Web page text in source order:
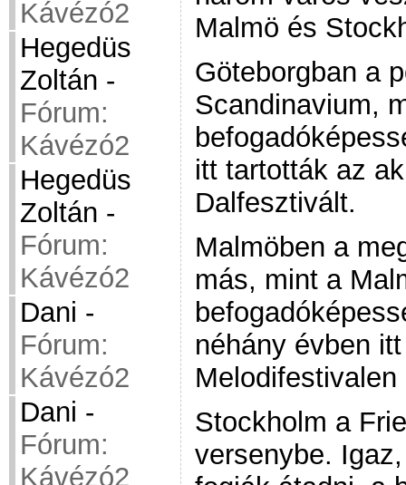
Kávézó2
Hegedüs
Zoltán -
Fórum:
Kávézó2
Hegedüs
Zoltán -
Fórum:
Kávézó2
Dani -
Fórum:
Kávézó2
Dani -
Fórum:
Kávézó2
Malmö és
Göteborgban a
Scandinavium,
itt tartották az
Dalfesztivált.
Malmöben a
más, mint a
néhány évben
Stockholm a
versenybe.